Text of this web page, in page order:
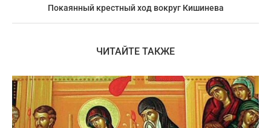
Покаянный крестный ход вокруг Кишинева
ЧИТАЙТЕ ТАКЖЕ